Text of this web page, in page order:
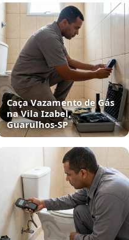
Caça Vazamento de Gás
na Vila Izabel,
Guarulhos‑SP